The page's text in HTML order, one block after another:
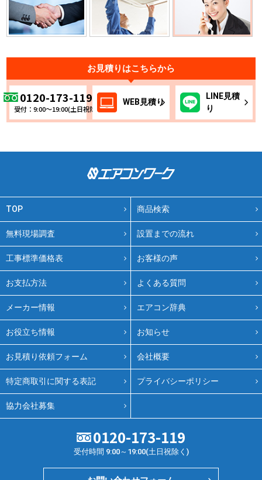
お見積りはこちらから
0120-173-119
受付：9:00～19:00(土日祝除く)
WEB見積り
LINE見積
り
TOP 商品検索
無料現場調査 設置までの流れ
工事標準価格表 お客様の声
お支払方法 よくある質問
メーカー情報 エアコン辞典
お役立ち情報 お知らせ
お見積り依頼フォーム 会社概要
特定商取引に関する表記 プライバシーポリシー
協力会社募集
0120-173-119
受付時間 9:00～19:00(土日祝除く)